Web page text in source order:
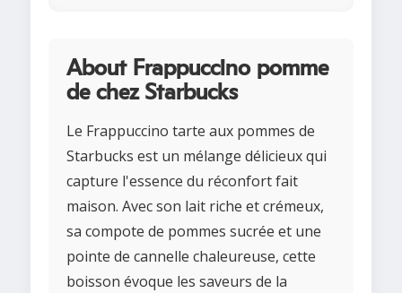
About Frappuccino pomme
de chez Starbucks
Le Frappuccino tarte aux pommes de
Starbucks est un mélange délicieux qui
capture l'essence du réconfort fait
maison. Avec son lait riche et crémeux,
sa compote de pommes sucrée et une
pointe de cannelle chaleureuse, cette
boisson évoque les saveurs de la